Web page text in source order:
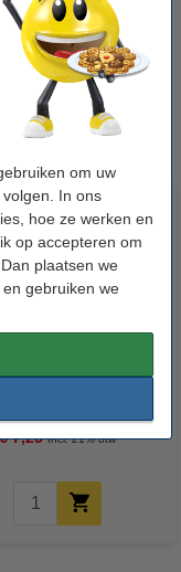
om uw
In ons
hoe ze werken en
op accepteren om
plaatsen we
gebruiken we
m² 100
kopieerpapier 1 pak van
€ 7,25 Incl. 21% btw